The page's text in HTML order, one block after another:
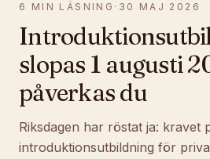
6
MIN LÄSNING · 30 MAJ 2026
slopas 1 augusti
påverkas du
Riksdagen har röstat ja: kravet
introduktionsutbildning för